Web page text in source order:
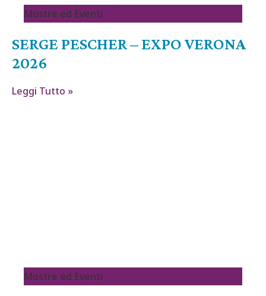
Mostre ed Eventi
SERGE PESCHER – EXPO VERONA
2026
Leggi Tutto »
Mostre ed Eventi